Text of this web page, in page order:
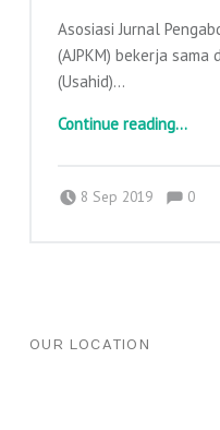
Asosiasi Jurnal
(AJPKM) bekerja sama
(Usahid)…
Continue reading“Workshop Percepatan Akreditasi Jurnal Ilmiah #1”
…
8 Sep 2019 adminajpkm Comments:0
FOOTER SIDEBAR
OUR LOCATION